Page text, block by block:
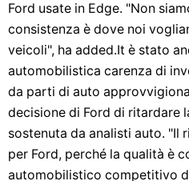
Ford usate in Edge. "Non
consistenza è dove noi
veicoli", ha added.It è stato
automobilistica carenza di
da parti di auto
decisione di Ford di ritardare
sostenuta da analisti auto. "Il
per Ford, perché la qualità è
automobilistico competitivo